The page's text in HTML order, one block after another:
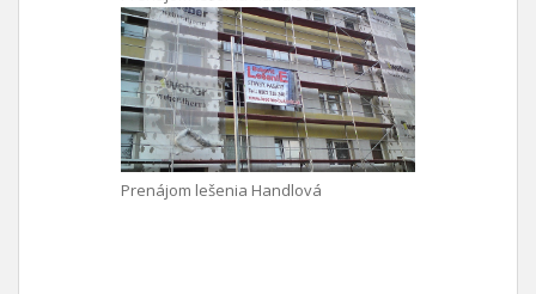
Prenájom lešenia Handlová